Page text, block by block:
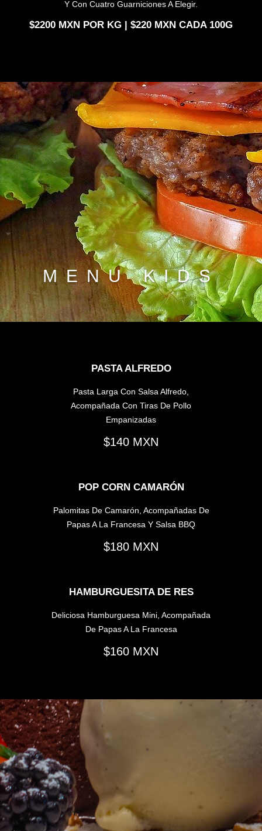
Y Con Cuatro Guarniciones A Elegir.
2200 POR KG | 220 CADA 100G
MENU KIDS
PASTA ALFREDO
Pasta Larga Con Salsa Alfredo,
Acompañada Con Tiras De Pollo
Empanizadas
140
POP CORN CAMARÓN
Palomitas De Camarón, Acompañadas De
Papas A La Francesa Y Salsa BBQ
180
HAMBURGUESITA DE RES
Deliciosa Hamburguesa Mini, Acompañada
De Papas A La Francesa
160